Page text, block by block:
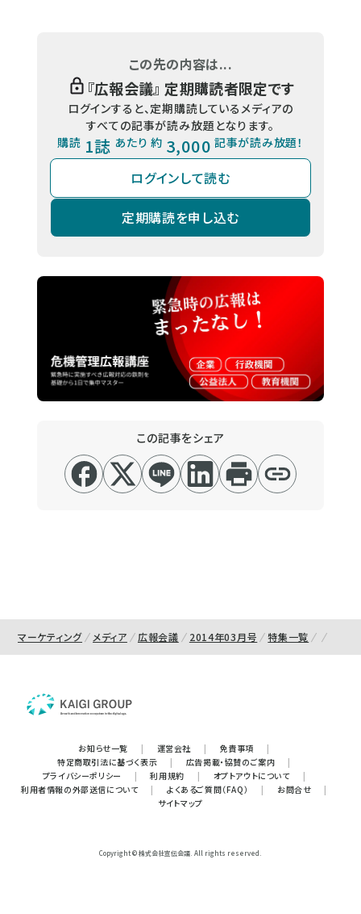
この先の内容は...
『広報会議』 定期購読者限定です
ログインすると、定期購読しているメディアの
すべての記事が読み放題となります。
購読 1誌 あたり 約 3,000 記事が読み放題！
ログインして読む
定期購読を申し込む
この記事をシェア
マーケティング メディア 広報会議 2014年03月号 特集一覧
お知らせ一覧 | 運営会社 | 免責事項
|
特定商取引法に基づく表示
| 広告掲載・協賛のご案内
|
プライバシーポリシー
| 利用規約 | オプトアウトについて
|
利用者情報の外部送信について
| よくあるご質問（FAQ） | お問合せ
|
サイトマップ
Copyright © 株式会社宣伝会議. All rights reserved.